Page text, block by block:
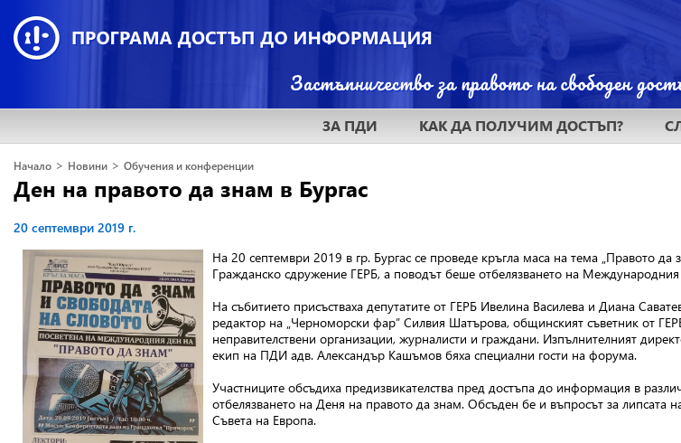
ЗА ПДИ КАК ДА ПОЛУЧИМ ДОСТЪП?
Начало > Новини > Обучения и конференции
Ден на правото да знам в Бургас
20 септември 2019 г.
На 20 септември 2019 в гр. Бургас се проведе кръгла маса на тема „Правото
Гражданско сдружение ГЕРБ, а поводът беше отбелязването на
На събитието присъстваха депутатите от ГЕРБ Ивелина Василева и Диана
редактор на „Черноморски фар” Силвия Шатърова, общинският съветник от
неправителствени организации, журналисти и граждани. Изпълнителният
екип на ПДИ адв. Александър Кашъмов бяха специални гости на форума.
Участниците обсъдиха предизвикателства пред достъпа до информация в
отбелязването на Деня на правото да знам. Обсъден бе и въпросът за
Съвета на Европа.